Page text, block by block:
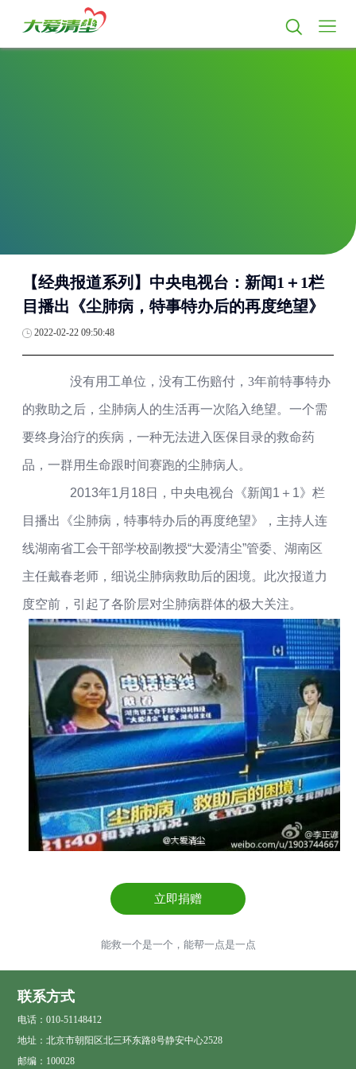
【经典报道系列】中央电视台：新闻1＋1栏
目播出《尘肺病，特事特办后的再度绝望》
2022-02-22 09:50:48
没有用工单位，没有工伤赔付， 3年前特事特办
的救助之后，尘肺病人的生活再一次陷入绝望。一个需
要终身治疗的疾病，一种无法进入医保目录的救命药
品，一群用生命跟时间赛跑的尘肺病人。
2013年1 月 18日，中央电视台《新闻1 ＋ 1》栏
目播出《尘肺病，特事特办后的再度绝望》，主持人连
线湖南省工会干部学校副教授“大爱清尘”管委、湖南区
主任戴春老师，细说尘肺病救助后的困境。此次报道力
度空前，引起了各阶层对尘肺病群体的极大关注。
立即捐赠
能救一个是一个，能帮一点是一点
联系方式
电话：010-51148412
地址：北京市朝阳区北三环东路8号静安中心2528
邮编：100028